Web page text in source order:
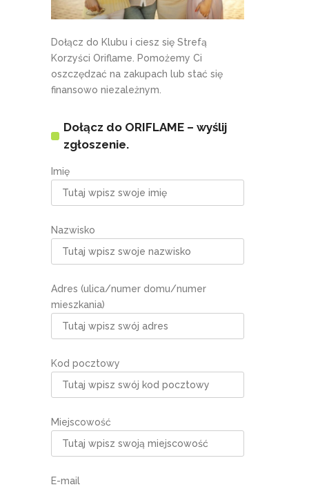
Dołącz do Klubu i ciesz się Strefą
Korzyści Oriflame. Pomożemy Ci
oszczędzać na zakupach lub stać się
finansowo niezależnym.
Dołącz do ORIFLAME – wyślij
zgłoszenie.
Imię
Nazwisko
Adres (ulica/numer domu/numer
mieszkania)
Kod pocztowy
Miejscowość
E-mail